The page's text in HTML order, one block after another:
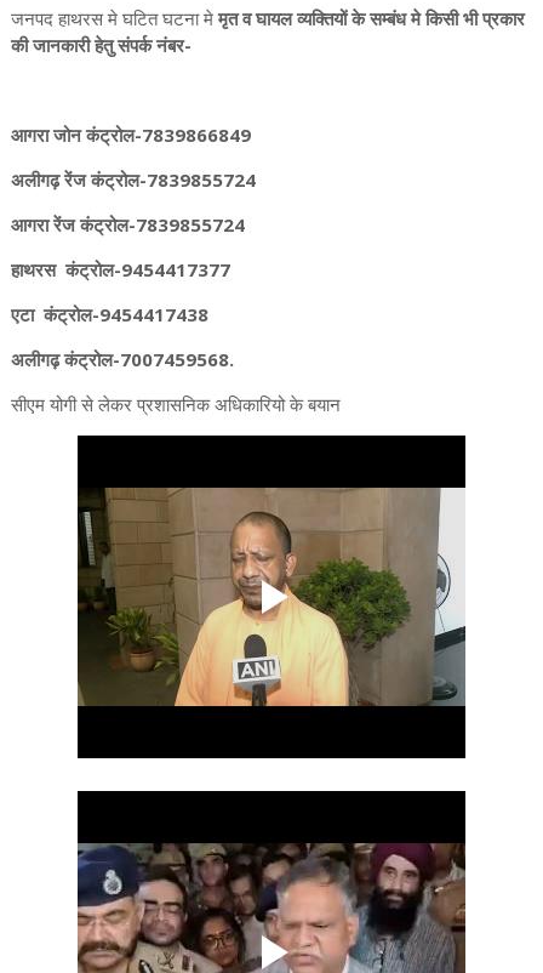
जनपद हाथरस मे घटित घटना मेमृत व घायल व्यक्तियों के सम्बंध मे किसी भी प्रकार
की जानकारी हेतु संपर्क नंबर-
आगरा जोन कंट्रोल-7839866849
अलीगढ़ रेंज कंट्रोल-7839855724
आगरा रेंज कंट्रोल-7839855724
हाथरस कंट्रोल-9454417377
एटा कंट्रोल-9454417438
अलीगढ़ कंट्रोल-7007459568.
सीएम योगी से लेकर प्रशासनिक अधिकारियो के बयान